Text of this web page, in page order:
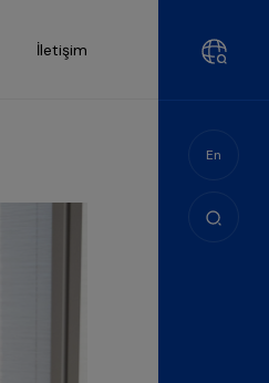
İletişim
En